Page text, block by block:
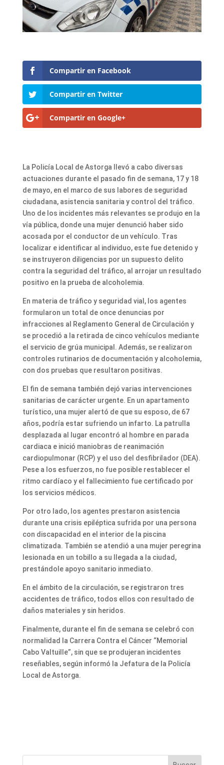
Compartir en Facebook
Compartir en Twitter
Compartir en Google+
La Policía Local de Astorga llevó a cabo diversas
actuaciones durante el pasado fin de semana, 17 y 18
de mayo, en el marco de sus labores de seguridad
ciudadana, asistencia sanitaria y control del tráfico.
Uno de los incidentes más relevantes se produjo en la
vía pública, donde una mujer denunció haber sido
acosada por el conductor de un vehículo. Tras
localizar e identificar al individuo, este fue detenido y
se instruyeron diligencias por un supuesto delito
contra la seguridad del tráfico, al arrojar un resultado
positivo en la prueba de alcoholemia.
En materia de tráfico y seguridad vial, los agentes
formularon un total de once denuncias por
infracciones al Reglamento General de Circulación y
se procedió a la retirada de cinco vehículos mediante
el servicio de grúa municipal. Además, se realizaron
controles rutinarios de documentación y alcoholemia,
con dos pruebas que resultaron positivas.
El fin de semana también dejó varias intervenciones
sanitarias de carácter urgente. En un apartamento
turístico, una mujer alertó de que su esposo, de 67
años, podría estar sufriendo un infarto. La patrulla
desplazada al lugar encontró al hombre en parada
cardiaca e inició maniobras de reanimación
cardiopulmonar (RCP) y el uso del desfibrilador (DEA).
Pese a los esfuerzos, no fue posible restablecer el
ritmo cardíaco y el fallecimiento fue certificado por
los servicios médicos.
Por otro lado, los agentes prestaron asistencia
durante una crisis epiléptica sufrida por una persona
con discapacidad en el interior de la piscina
climatizada. También se atendió a una mujer peregrina
lesionada en un tobillo a su llegada a la ciudad,
prestándole apoyo sanitario inmediato.
En el ámbito de la circulación, se registraron tres
accidentes de tráfico, todos ellos con resultado de
daños materiales y sin heridos.
Finalmente, durante el fin de semana se celebró con
normalidad la Carrera Contra el Cáncer “Memorial
Cabo Valtuille”, sin que se produjeran incidentes
reseñables, según informó la Jefatura de la Policía
Local de Astorga.